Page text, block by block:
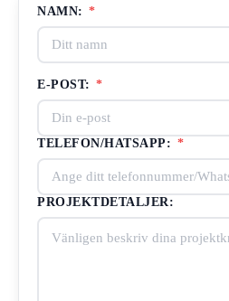
NAMN: *
E-POST: *
TELEFON/HATSAPP: *
PROJEKTDETALJER: